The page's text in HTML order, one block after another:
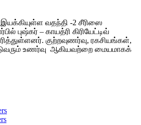
வதந்தி -2 சீரிஸை
புஷ்கர் – காயத்ரி கிரியேட்டிவ்
குற்றவுணர்வு, ரகசியங்கள்,
உணர்வு ஆகியவற்றை மையமாகக்